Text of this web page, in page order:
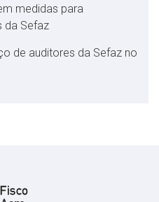
medidas para
da Sefaz
de auditores da Sefaz no